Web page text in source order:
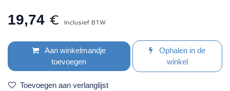
19,74 € Inclusief BTW
Aan winkelmandje
toevoegen
Ophalen in de
winkel
Toevoegen aan verlanglijst